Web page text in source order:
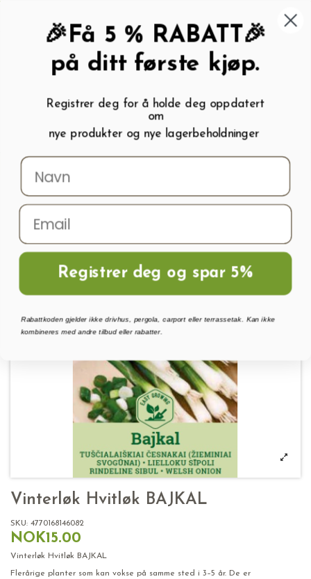
My wishlist ( 0
Menu Søk Logg inn Handlevogn
Hjem
Vinterløk Hvitløk BAJKAL
SKU: 4770168146082
NOK15.00
Vinterløk Hvitløk BAJKAL
Flerårige planter som kan vokse på samme sted i 3–5 år. De er
🎉Få 5 % RABATT🎉
på ditt første kjøp.
Registrer deg for å holde deg oppdatert
om
nye produkter og nye lagerbeholdninger
Registrer deg og spar 5%
Rabattkoden gjelder ikke drivhus, pergola, carport eller terrassetak. Kan ikke
kombineres med andre tilbud eller rabatter.